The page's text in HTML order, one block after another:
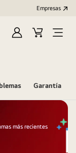
Empresas
IniciarCarritoOpen
Garantía
más recientes